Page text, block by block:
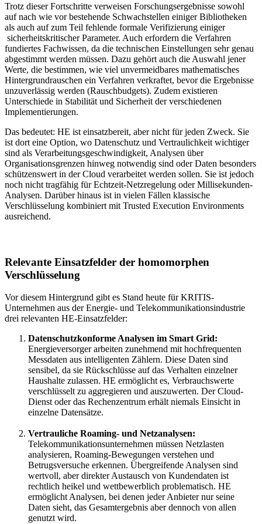
Trotz dieser Fortschritte verweisen Forschungsergebnisse sowohl
auf nach wie vor bestehende Schwachstellen einiger Bibliotheken
als auch auf zum Teil fehlende formale Verifizierung einiger
sicherheitskritischer Parameter. Auch erfordern die Verfahren
fundiertes Fachwissen, da die technischen Einstellungen sehr genau
abgestimmt werden müssen. Dazu gehört auch die Auswahl jener
Werte, die bestimmen, wie viel unvermeidbares mathematisches
Hintergrundrauschen ein Verfahren verkraftet, bevor die Ergebnisse
unzuverlässig werden (Rauschbudgets). Zudem existieren
Unterschiede in Stabilität und Sicherheit der verschiedenen
Implementierungen.
Das bedeutet: HE ist einsatzbereit, aber nicht für jeden Zweck. Sie
ist dort eine Option, wo Datenschutz und Vertraulichkeit wichtiger
sind als Verarbeitungsgeschwindigkeit, Analysen über
Organisationsgrenzen hinweg notwendig sind oder Daten besonders
schützenswert in der Cloud verarbeitet werden sollen. Sie ist jedoch
noch nicht tragfähig für Echtzeit-Netzregelung oder Millisekunden-
Analysen. Darüber hinaus ist in vielen Fällen klassische
Verschlüsselung kombiniert mit Trusted Execution Environments
ausreichend.
Relevante Einsatzfelder der homomorphen
Verschlüsselung
Vor diesem Hintergrund gibt es Stand heute für KRITIS-
Unternehmen aus der Energie- und Telekommunikationsindustrie
drei relevanten HE-Einsatzfelder:
Datenschutzkonforme Analysen im Smart Grid:
Energieversorger arbeiten zunehmend mit hochfrequenten
Messdaten aus intelligenten Zählern. Diese Daten sind
sensibel, da sie Rückschlüsse auf das Verhalten einzelner
Haushalte zulassen. HE ermöglicht es, Verbrauchswerte
verschlüsselt zu aggregieren und auszuwerten. Der Cloud-
Dienst oder das Rechenzentrum erhält niemals Einsicht in
einzelne Datensätze.
Vertrauliche Roaming- und Netzanalysen:
Telekommunikationsunternehmen müssen Netzlasten
analysieren, Roaming-Bewegungen verstehen und
Betrugsversuche erkennen. Übergreifende Analysen sind
wertvoll, aber direkter Austausch von Kundendaten ist
rechtlich heikel und wettbewerblich problematisch. HE
ermöglicht Analysen, bei denen jeder Anbieter nur seine
Daten sieht, das Gesamtergebnis aber dennoch von allen
genutzt wird.